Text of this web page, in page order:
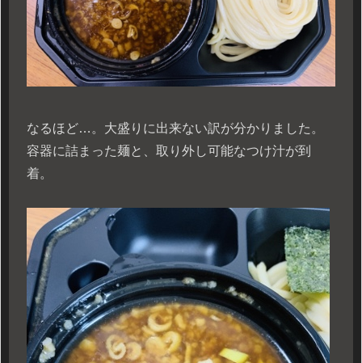
なるほど…。大盛りに出来ない訳が分かりました。
容器に詰まった麺と、取り外し可能なつけ汁が到
着。